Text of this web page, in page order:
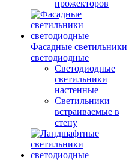
прожекторов
Фасадные светильники
светодиодные
Светодиодные
светильники
настенные
Светильники
встраиваемые в
стену